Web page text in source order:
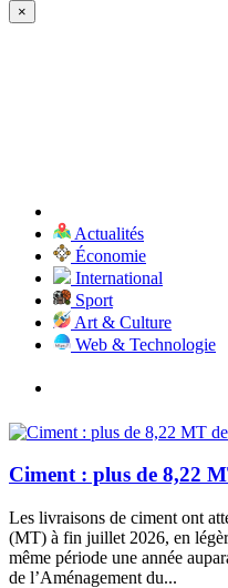
×
Actualités
Économie
International
Sport
Art & Culture
Web & Technologie
Ciment : plus de 8,22
Les livraisons de ciment ont
(MT) à fin juillet 2026, en
même période une année
de l’Aménagement du...